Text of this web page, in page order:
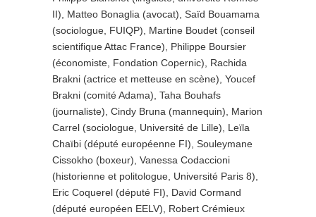
II), Matteo Bonaglia (avocat), Saïd Bouamama
(sociologue, FUIQP), Martine Boudet (conseil
scientifique Attac France), Philippe Boursier
(économiste, Fondation Copernic), Rachida
Brakni (actrice et metteuse en scène), Youcef
Brakni (comité Adama), Taha Bouhafs
(journaliste), Cindy Bruna (mannequin), Marion
Carrel (sociologue, Université de Lille), Leïla
Chaïbi (député européenne FI), Souleymane
Cissokho (boxeur), Vanessa Codaccioni
(historienne et politologue, Université Paris 8),
Eric Coquerel (député FI), David Cormand
(député européen EELV), Robert Crémieux